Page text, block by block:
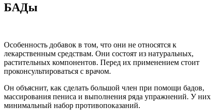
БАДы
Особенность добавок в том, что они не относятся к
лекарственным средствам. Они состоят из натуральных,
растительных компонентов. Перед их применением стоит
проконсультироваться с врачом.
Он объяснит, как сделать большой член при помощи бадов,
массирования пениса и выполнения ряда упражнений. У них
минимальный набор противопоказаний.